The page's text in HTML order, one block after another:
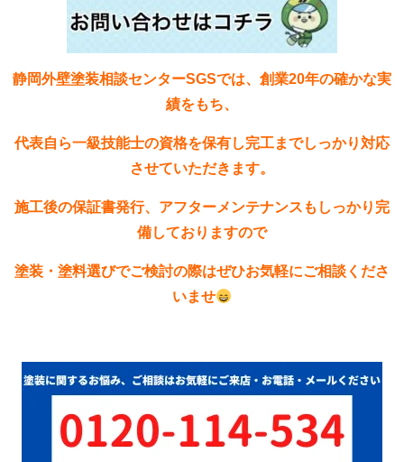
静岡外壁塗装相談センターSGSでは、創業20年の確かな実
績をもち、
代表自ら一級技能士の資格を保有し完工までしっかり対応
させていただきます。
施工後の保証書発行、アフターメンテナンスもしっかり完
備しておりますので
塗装・塗料選びでご検討の際はぜひお気軽にご相談くださ
いませ